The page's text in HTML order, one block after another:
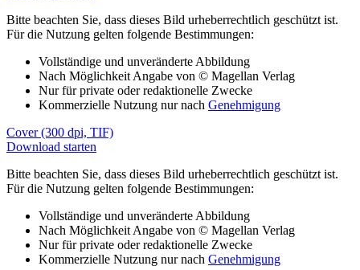
Bitte beachten Sie, dass dieses Bild urheberrechtlich geschützt ist.
Für die Nutzung gelten folgende Bestimmungen:
Vollständige und unveränderte Abbildung
Nach Möglichkeit Angabe von © Magellan Verlag
Nur für private oder redaktionelle Zwecke
Kommerzielle Nutzung nur nach Genehmigung
Cover (300 dpi, TIF)
Download starten
Bitte beachten Sie, dass dieses Bild urheberrechtlich geschützt ist.
Für die Nutzung gelten folgende Bestimmungen:
Vollständige und unveränderte Abbildung
Nach Möglichkeit Angabe von © Magellan Verlag
Nur für private oder redaktionelle Zwecke
Kommerzielle Nutzung nur nach Genehmigung